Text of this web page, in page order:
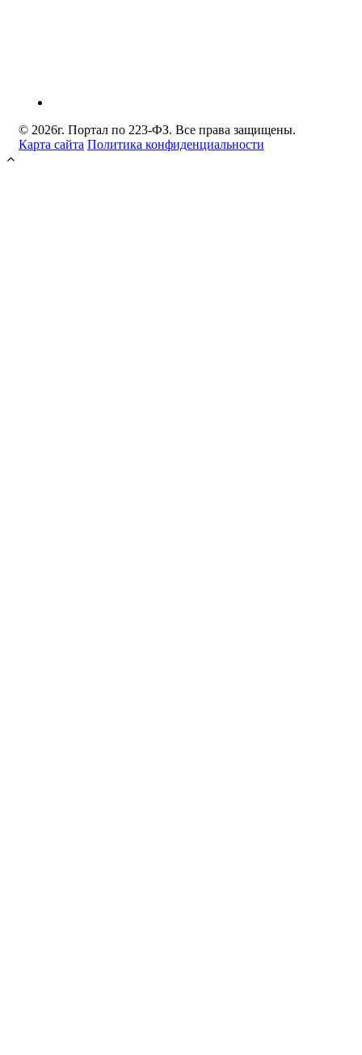
© 2026г. Портал по 223-ФЗ. Все права защищены.
Карта сайта Политика конфиденциальности